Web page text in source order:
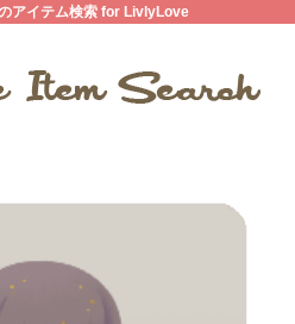
アイテム検索 for LivlyLove